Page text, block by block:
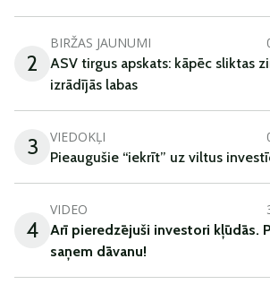
2
BIRŽAS JAUNUMI
ASV tirgus apskats: kāpēc sliktas
izrādījās labas
3 VIEDOKĻI
Pieaugušie “iekrīt” uz viltus
4
VIDEO
Arī pieredzējuši investori kļūdās.
saņem dāvanu!